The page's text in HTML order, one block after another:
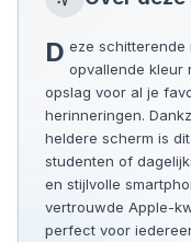
Deze schitterende refurbished Apple iPhone 13 in de
opvallende kleur
opslag voor al je
herinneringen.
heldere scherm is
studenten of
en stijlvolle
vertrouwde Apple-
perfect voor